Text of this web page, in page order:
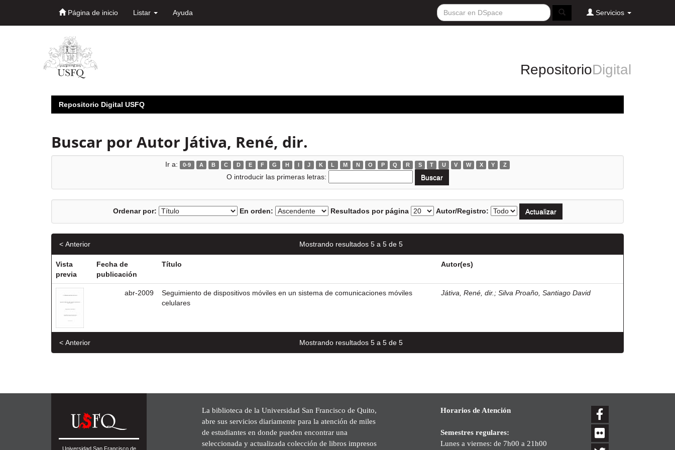
Página de inicio Listar Ayuda Servicios
RepositorioDigital
Repositorio Digital USFQ
Buscar por Autor Játiva, René, dir.
Ir a: 0-9 A B C D E F G H I J K L M N O P Q R S T U V W X Y Z
O introducir las primeras letras:
Ordenar por: En orden: Resultados por página Autor/Registro:
Mostrando resultados 5 a 5 de 5
< Anterior
Vista
previa
Fecha de
publicación
Título Autor(es)
abr-2009
Seguimiento de dispositivos móviles en un sistema de comunicaciones móviles
celulares
Játiva, René, dir. ; Silva Proaño, Santiago David
Mostrando resultados 5 a 5 de 5
< Anterior
Universidad San Francisco de
La biblioteca de la Universidad San Francisco de Quito,
abre sus servicios diariamente para la atención de miles
de estudiantes en donde pueden encontrar una
seleccionada y actualizada colección de libros impresos
Horarios de Atención
Semestres regulares:
Lunes a viernes: de 7h00 a 21h00